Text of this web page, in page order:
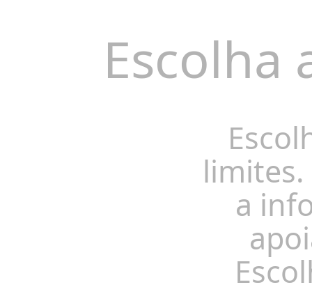
a